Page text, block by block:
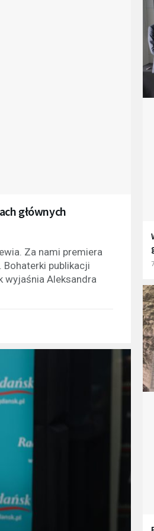
głównych
Za nami premiera
Bohaterki publikacji
wyjaśnia Aleksandra